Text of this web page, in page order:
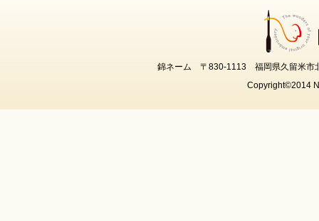
錦ネーム 〒830-1113 福岡県久留米市
Copyright©2014